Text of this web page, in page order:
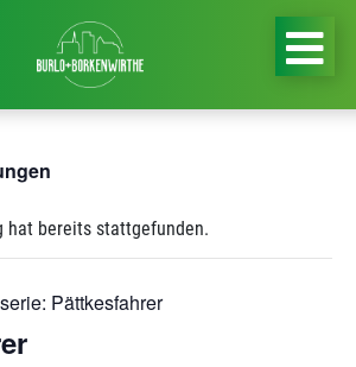
hat bereits stattgefunden.
Pättkesfahrer